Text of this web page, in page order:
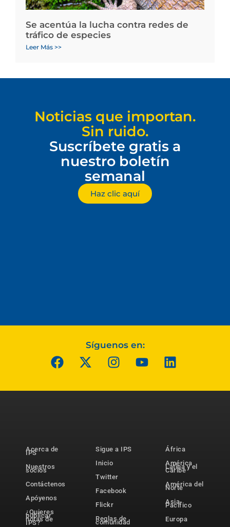
Se acentúa la lucha contra redes de
tráfico de especies
Leer Más >>
Noticias que importan.
Sin ruido.
Suscríbete gratis a
nuestro boletín
semanal
Haz clic aquí
Síguenos en:
Acerca de
IPS
Nuestros
socios
Contáctenos
Apóyenos
¿Quieres
publicar
notas de
IPS?
Sigue a IPS
Inicio
Twitter
Facebook
Flickr
Reglas de
comunidad
África
América
Latina y el
Caribe
América del
Norte
Asia-
Pacífico
Europa